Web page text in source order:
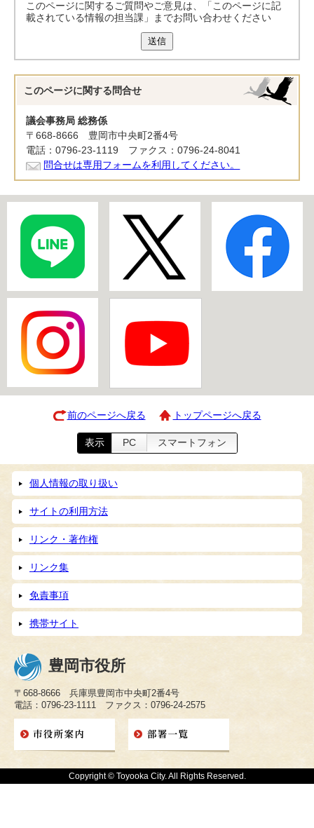
このページに関するご質問やご意見は、「このページに記
載されている情報の担当課」までお問い合わせください
送信
このページに関する 問合せ
議会事務局 総務係
〒668-8666 豊岡市中央町2番4号
電話：0796-23-1119 ファクス：0796-24-8041
問合せは専用フォームを利用してください。
前のページへ戻る トップページへ戻る
表示 PC スマートフォン
個人情報の取り扱い
サイトの利用方法
リンク・著作権
リンク集
免責事項
携帯サイト
豊岡市役所
〒668-8666 兵庫県豊岡市中央町2番4号
電話：0796-23-1111 ファクス：0796-24-2575
Copyright © Toyooka City. All Rights Reserved.